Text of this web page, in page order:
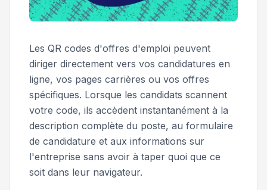
Les QR codes d'offres d'emploi peuvent
diriger directement vers vos candidatures en
ligne, vos pages carrières ou vos offres
spécifiques. Lorsque les candidats scannent
votre code, ils accèdent instantanément à la
description complète du poste, au formulaire
de candidature et aux informations sur
l'entreprise sans avoir à taper quoi que ce
soit dans leur navigateur.